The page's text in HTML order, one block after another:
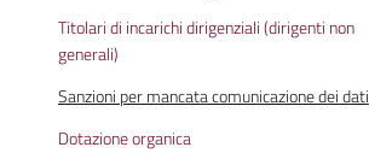
Titolari di incarichi dirigenziali (dirigenti non
generali)
Sanzioni per mancata comunicazione dei dati
Dotazione organica